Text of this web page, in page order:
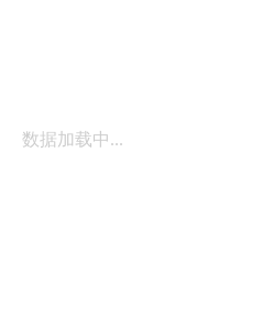
数据加载中...